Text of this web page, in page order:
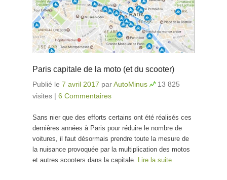
Paris capitale de la moto (et du scooter)
Publié le 7 avril 2017 parAutoMinus
13 825
visites | 6 Commentaires
Sans nier que des efforts certains ont été réalisés ces
dernières années à Paris pour réduire le nombre de
voitures, il faut désormais prendre toute la mesure de
la nuisance provoquée par la multiplication des motos
et autres scooters dans la capitale. Lire la suite…